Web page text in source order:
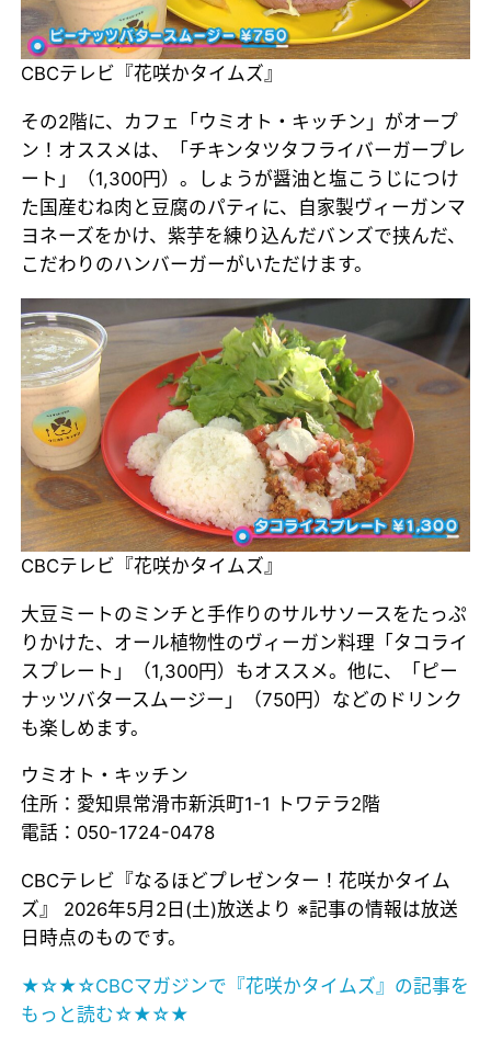
CBCテレビ『花咲かタイムズ』
その2階に、カフェ「ウミオト・キッチン」がオープ
ン！オススメは、「チキンタツタフライバーガープレ
ート」（1,300円）。しょうが醤油と塩こうじにつけ
た国産むね肉と豆腐のパティに、自家製ヴィーガンマ
ヨネーズをかけ、紫芋を練り込んだバンズで挟んだ、
こだわりのハンバーガーがいただけます。
CBCテレビ『花咲かタイムズ』
大豆ミートのミンチと手作りのサルサソースをたっぷ
りかけた、オール植物性のヴィーガン料理「タコライ
スプレート」（1,300円）もオススメ。他に、「ピー
ナッツバタースムージー」（750円）などのドリンク
も楽しめます。
ウミオト・キッチン
住所：愛知県常滑市新浜町1-1 トワテラ2階
電話：050-1724-0478
CBCテレビ『なるほどプレゼンター！花咲かタイム
ズ』 2026年5月2日(土)放送より ※記事の情報は放送
日時点のものです。
★☆★☆CBCマガジンで『花咲かタイムズ』の記事を
もっと読む☆★☆★